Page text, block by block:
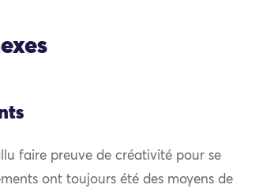
faire preuve de créativité pour se
ont toujours été des moyens de